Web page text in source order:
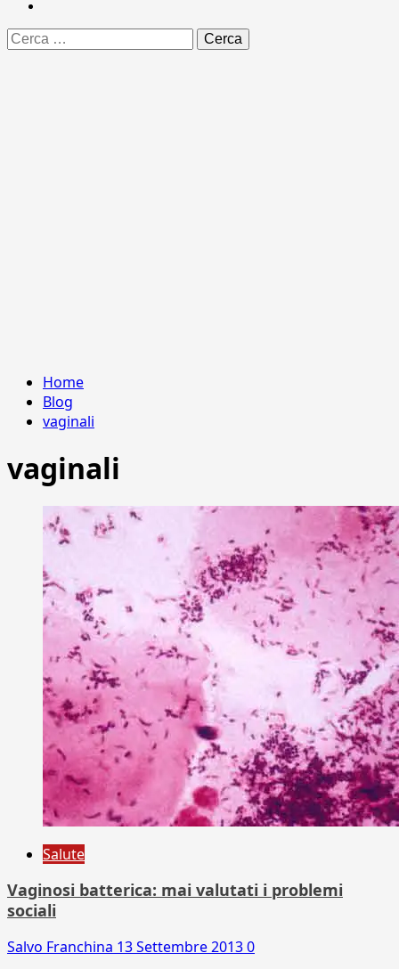
Ricerca
per:
Home
Blog
vaginali
vaginali
Salute
Vaginosi batterica: mai valutati i problemi
sociali
Salvo Franchina 13 Settembre 20130